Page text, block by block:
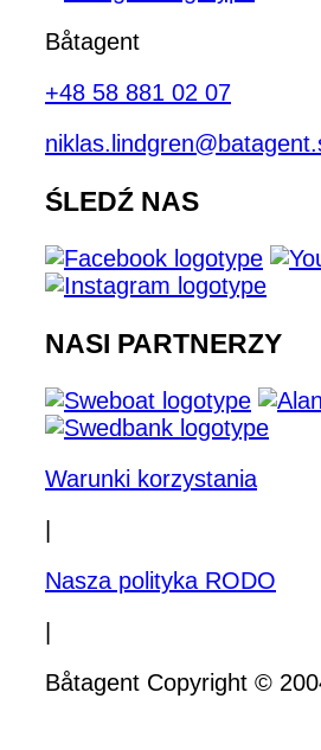
Båtagent
+48 58 881 02 07
ŚLEDŹ NAS
NASI PARTNERZY
Warunki korzystania
Nasza polityka RODO
Båtagent Copyright ©